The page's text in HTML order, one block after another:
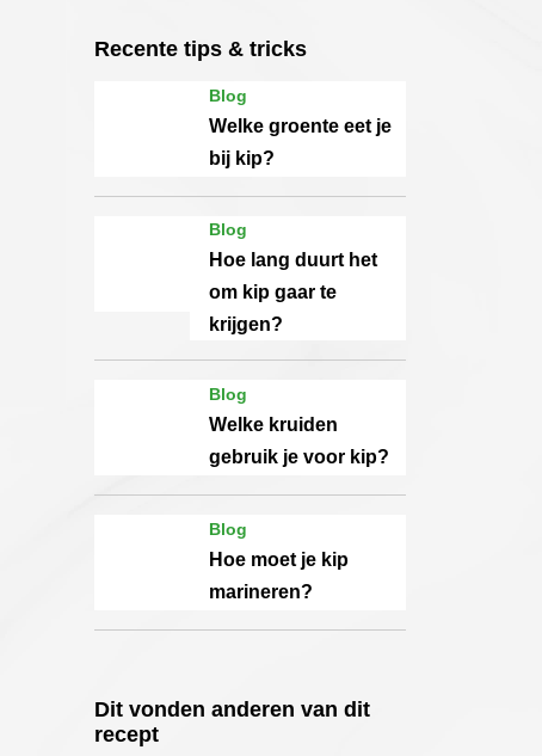
Recente tips & tricks
Blog
Welke groente eet je
bij kip?
Blog
Hoe lang duurt het
om kip gaar te
krijgen?
Blog
Welke kruiden
gebruik je voor kip?
Blog
Hoe moet je kip
marineren?
Dit vonden anderen van dit
recept